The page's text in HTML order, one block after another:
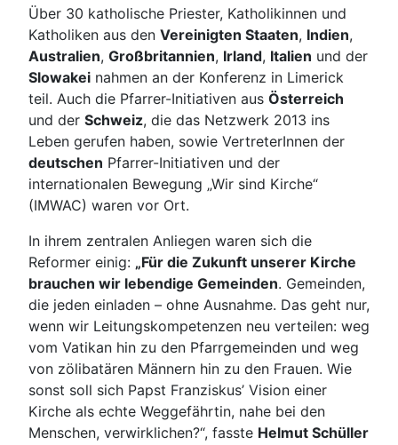
Über 30 katholische Priester, Katholikinnen und
Katholiken aus den Vereinigten Staaten, Indien,
Australien, Großbritannien, Irland, Italien und der
Slowakei nahmen an der Konferenz in Limerick
teil. Auch die Pfarrer-Initiativen aus Österreich
und der Schweiz, die das Netzwerk 2013 ins
Leben gerufen haben, sowie VertreterInnen der
deutschen Pfarrer-Initiativen und der
internationalen Bewegung „Wir sind Kirche“
(IMWAC) waren vor Ort.
In ihrem zentralen Anliegen waren sich die
Reformer einig: „Für die Zukunft unserer Kirche
brauchen wir lebendige Gemeinden. Gemeinden,
die jeden einladen – ohne Ausnahme. Das geht nur,
wenn wir Leitungskompetenzen neu verteilen: weg
vom Vatikan hin zu den Pfarrgemeinden und weg
von zölibatären Männern hin zu den Frauen. Wie
sonst soll sich Papst Franziskus’ Vision einer
Kirche als echte Weggefährtin, nahe bei den
Menschen, verwirklichen?“, fasste Helmut Schüller